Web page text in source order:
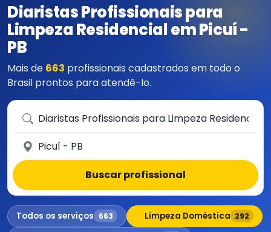
Diaristas Profissionais para
Limpeza Residencial em Picuí -
PB
Mais de 663 profissionais cadastrados em todo o
Brasil prontos para atendê-lo.
Que serviço você precisa?
Em qual cidade?
Buscar profissional
Todos os serviços 663 Limpeza Doméstica 292